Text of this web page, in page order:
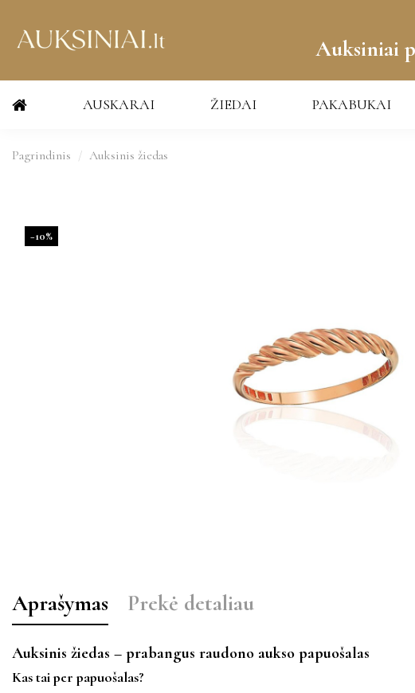
Auksiniai
AUSKARAI ŽIEDAI PAKABUKAI
Pagrindinis Auksinis žiedas
−10%
Aprašymas Prekė detaliau
Auksinis žiedas – prabangus raudono aukso papuošalas
Kas tai per papuošalas?